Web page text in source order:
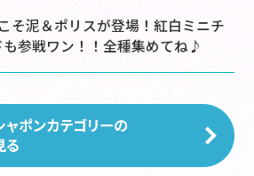
そ泥＆ポリスが登場！紅白ミニチ
参戦ワン！！全種集めてね♪